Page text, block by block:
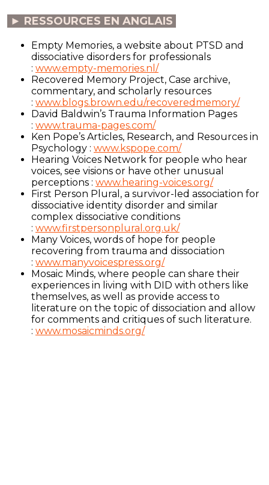
► RESSOURCES EN ANGLAIS
Empty Memories, a website about PTSD and
dissociative disorders for professionals
: www.empty-memories.nl/
Recovered Memory Project, Case archive,
commentary, and scholarly resources
: www.blogs.brown.edu/recoveredmemory/
David Baldwin’s Trauma Information Pages
: www.trauma-pages.com/
Ken Pope’s Articles, Research, and Resources in
Psychology : www.kspope.com/
Hearing Voices Network for people who hear
voices, see visions or have other unusual
perceptions : www.hearing-voices.org/
First Person Plural, a survivor-led association for
dissociative identity disorder and similar
complex dissociative conditions
: www.firstpersonplural.org.uk/
Many Voices, words of hope for people
recovering from trauma and dissociation
: www.manyvoicespress.org/
Mosaic Minds, where people can share their
experiences in living with DID with others like
themselves, as well as provide access to
literature on the topic of dissociation and allow
for comments and critiques of such literature.
: www.mosaicminds.org/